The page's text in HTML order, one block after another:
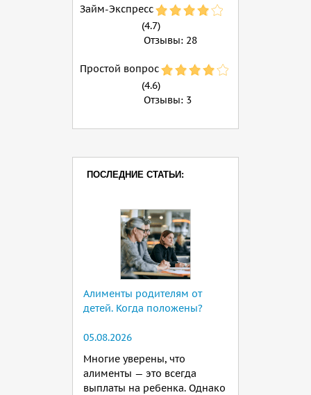
Займ-Экспресс
(4.7)
Отзывы: 28
Простой вопрос
(4.6)
Отзывы: 3
ПОСЛЕДНИЕ СТАТЬИ:
Алименты родителям от
детей. Когда положены?
05.08.2026
Многие уверены, что
алименты — это всегда
выплаты на ребенка. Однако